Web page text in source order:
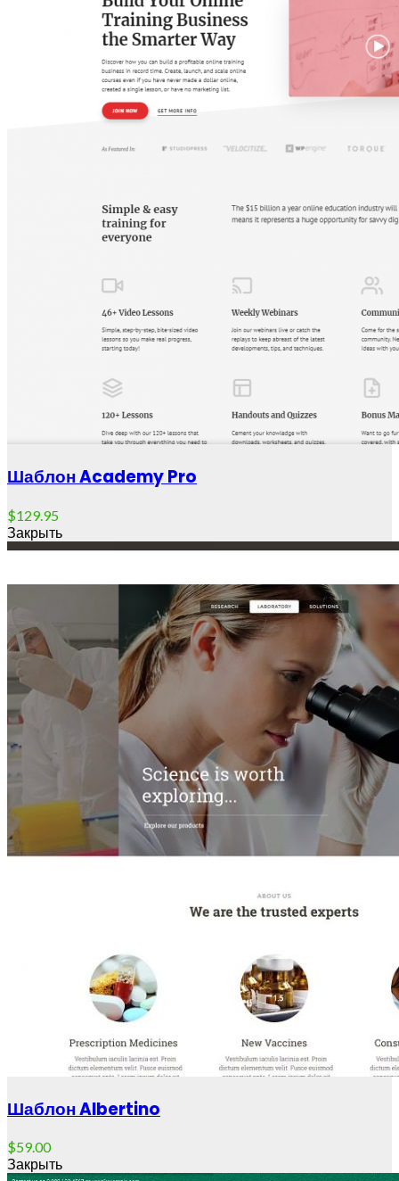
Шаблон Academy Pro
$129.95
Закрыть
Шаблон Albertino
$59.00
Закрыть